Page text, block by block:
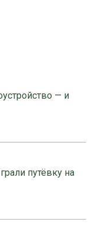
— и
путёвку на